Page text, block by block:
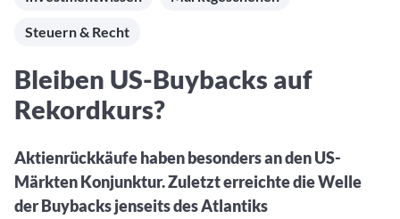
Fondswissen
investieren Sie richtig
Aktuelle Rankings und Beiträge zu den besten Fonds aus
Fondsvergleich
Übersichtlich bis zu 10 Fonds aus über 35.000
Hier sind Ihre gemerkten Produkte und aktiven
Preis-/Performance-Alarme
Informationen und Beiträge unserer Partner-
Community-Partner
Informationen und Beiträge unserer Community-
Webinar verpasst? Hier gibt es Aufnahmen unserer
Online-Veranstaltungen.
Steuern & Recht
Bleiben US-Buybacks auf
Rekordkurs?
Aktienrückkäufe haben besonders an den US-
Märkten Konjunktur. Zuletzt erreichte die Welle
der Buybacks jenseits des Atlantiks